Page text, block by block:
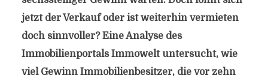
jetzt der Verkauf oder ist weiterhin vermieten
doch sinnvoller? Eine Analyse des
Immobilienportals Immowelt untersucht, wie
viel Gewinn Immobilienbesitzer, die vor zehn